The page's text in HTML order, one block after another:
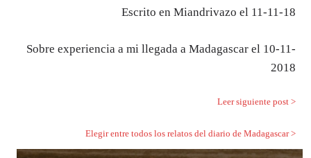
Escrito en Miandrivazo el 11-11-18
Sobre experiencia a mi llegada a Madagascar el 10-11-
2018
Leer siguiente post >
Elegir entre todos los relatos del diario de Madagascar >